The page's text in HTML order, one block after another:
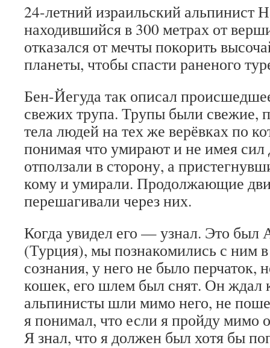
24-летний израильский альпинист
находившийся в 300 метрах от
отказался от мечты покорить
планеты, чтобы спасти раненого
Бен-Йегуда так описал
свежих трупа. Трупы были свежие,
тела людей на тех же верёвках по
понимая что умирают и не имея сил
отползали в сторону, а
кому и умирали. Продолжающие
перешагивали через них.
Когда увидел его — узнал. Это
(Турция), мы познакомились с ним
сознания, у него не было перчаток,
кошек, его шлем был снят. Он ждал
альпинисты шли мимо него, не
я понимал, что если я пройду мимо
Я знал, что я должен был хотя бы